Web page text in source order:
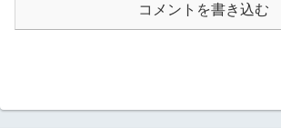
コメントを書き込む